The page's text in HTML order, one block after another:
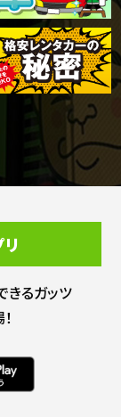
きるガッツ